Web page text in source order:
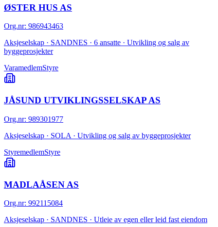
ØSTER HUS AS
Org.nr: 986943463
Aksjeselskap · SANDNES · 6 ansatte · Utvikling og salg av
byggeprosjekter
VaramedlemStyre
JÅSUND UTVIKLINGSSELSKAP AS
Org.nr: 989301977
Aksjeselskap · SOLA · Utvikling og salg av byggeprosjekter
StyremedlemStyre
MADLAÅSEN AS
Org.nr: 992115084
Aksjeselskap · SANDNES · Utleie av egen eller leid fast eiendom